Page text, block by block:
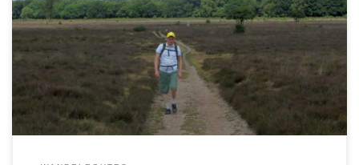
wandelroutes van Nederland, hersteld in 1997. Op een zonnige
zondag verkenden Lucas en ik een deel van deze 26 kilometer
lange route. Het pad verbindt natuurgebieden, maar kent ook
drukke fietspaden. Wij genoten van de variëteit en willen de
westelijke route binnenkort verkennen.